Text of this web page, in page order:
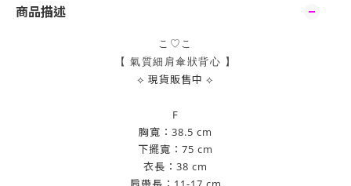
商品描述
こ♡こ
【 氣質細肩傘狀背心 】
⟡ 現貨販售中 ⟡
F
胸寬：38.5 cm
下擺寬：75 cm
衣長：38 cm